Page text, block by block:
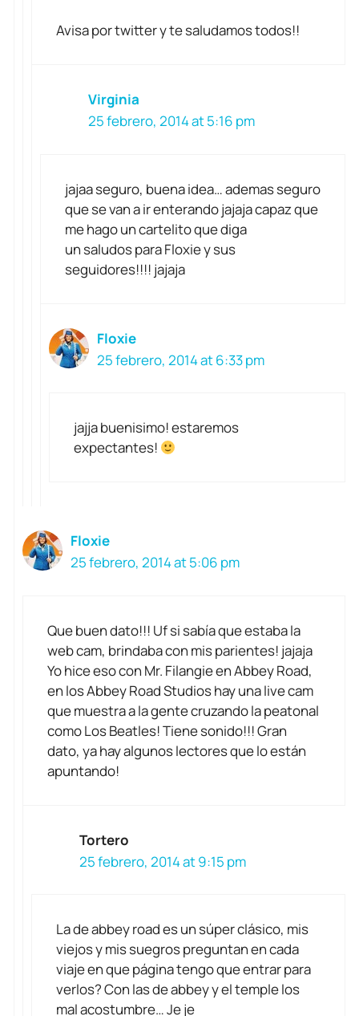
Avisa por twitter y te saludamos todos!!
Virginia
25 febrero, 2014 at 5:16 pm
jajaa seguro, buena idea… ademas seguro
que se van a ir enterando jajaja capaz que
me hago un cartelito que diga
un saludos para Floxie y sus
seguidores!!!! jajaja
Floxie
25 febrero, 2014 at 6:33 pm
jajja buenisimo! estaremos
expectantes!
Floxie
25 febrero, 2014 at 5:06 pm
Que buen dato!!! Uf si sabía que estaba la
web cam, brindaba con mis parientes! jajaja
Yo hice eso con Mr. Filangie en Abbey Road,
en los Abbey Road Studios hay una live cam
que muestra a la gente cruzando la peatonal
como Los Beatles! Tiene sonido!!! Gran
dato, ya hay algunos lectores que lo están
apuntando!
Tortero
25 febrero, 2014 at 9:15 pm
La de abbey road es un súper clásico, mis
viejos y mis suegros preguntan en cada
viaje en que página tengo que entrar para
verlos? Con las de abbey y el temple los
mal acostumbre… Je je